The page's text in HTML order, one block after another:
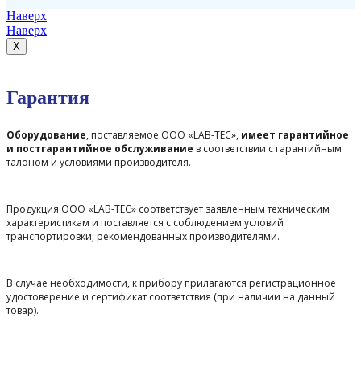
Наверх
Наверх
X
Гарантия
Оборудование, поставляемое ООО «LAB-TEC», имеет гарантийное
и постгарантийное обслуживание в соответствии с гарантийным
талоном и условиями производителя.
Продукция ООО «LAB-TEC» соответствует заявленным техническим
характеристикам и поставляется с соблюдением условий
транспортировки, рекомендованных производителями.
В случае необходимости, к прибору прилагаются регистрационное
удостоверение и сертификат соответствия (при наличии на данный
товар).